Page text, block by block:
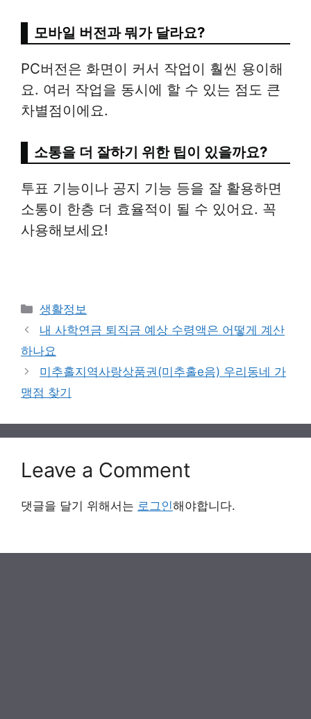
모바일 버전과 뭐가 달라요?
PC버전은 화면이 커서 작업이 훨씬 용이해
요. 여러 작업을 동시에 할 수 있는 점도 큰
차별점이에요.
소통을 더 잘하기 위한 팁이 있을까요?
투표 기능이나 공지 기능 등을 잘 활용하면
소통이 한층 더 효율적이 될 수 있어요. 꼭
사용해보세요!
Categories
생활정보
내 사학연금 퇴직금 예상 수령액은 어떻게 계산
하나요
미추홀지역사랑상품권(미추홀e음) 우리동네 가
맹점 찾기
Leave a Comment
댓글을 달기 위해서는 로그인해야합니다.